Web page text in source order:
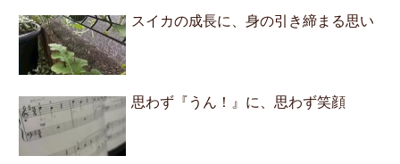
スイカの成長に、身の引き締まる思い
思わず『うん！』に、思わず笑顔